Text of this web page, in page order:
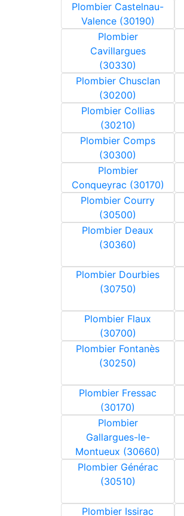
Plombier Castelnau-
Valence (30190)
Plombier
Cavillargues
(30330)
Plombier Chusclan
(30200)
Plombier Collias
(30210)
Plombier Comps
(30300)
Plombier
Conqueyrac (30170)
Plombier Courry
(30500)
Plombier Deaux
(30360)
Plombier Dourbies
(30750)
Plombier Flaux
(30700)
Plombier Fontanès
(30250)
Plombier Fressac
(30170)
Plombier
Gallargues-le-
Montueux (30660)
Plombier Générac
(30510)
Plombier Issirac